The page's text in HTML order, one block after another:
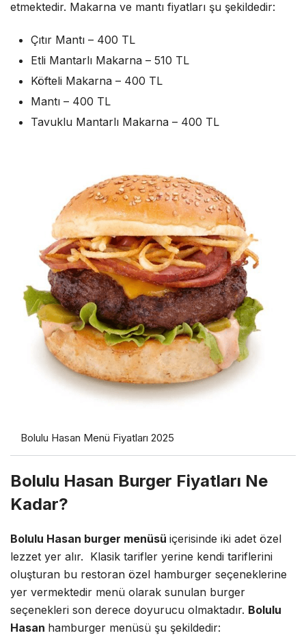
etmektedir. Makarna ve mantı fiyatları şu şekildedir:
Çıtır Mantı – 400 TL
Etli Mantarlı Makarna – 510 TL
Köfteli Makarna – 400 TL
Mantı – 400 TL
Tavuklu Mantarlı Makarna – 400 TL
Bolulu Hasan Menü Fiyatları 2025
Bolulu Hasan Burger Fiyatları Ne
Kadar?
Bolulu Hasan burger menüsü içerisinde iki adet özel
lezzet yer alır. Klasik tarifler yerine kendi tariflerini
oluşturan bu restoran özel hamburger seçeneklerine
yer vermektedir menü olarak sunulan burger
seçenekleri son derece doyurucu olmaktadır. Bolulu
Hasan hamburger menüsü şu şekildedir: